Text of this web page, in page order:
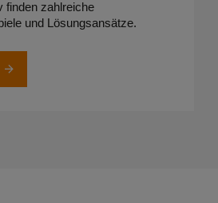
finden zahlreiche
und Lösungsansätze.